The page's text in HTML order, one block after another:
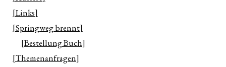
[Links]
[Springweg brennt]
[Bestellung Buch]
[Themenanfragen]